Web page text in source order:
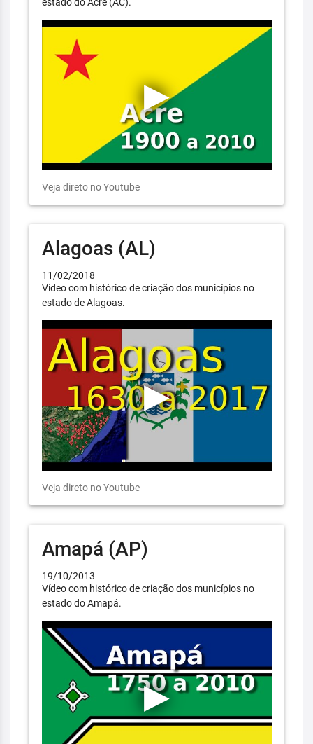
Veja direto no Youtube
Alagoas (AL)
11/02/2018
Vídeo com histórico de criação dos municípios no
estado de Alagoas.
Veja direto no Youtube
Amapá (AP)
19/10/2013
Vídeo com histórico de criação dos municípios no
estado do Amapá.